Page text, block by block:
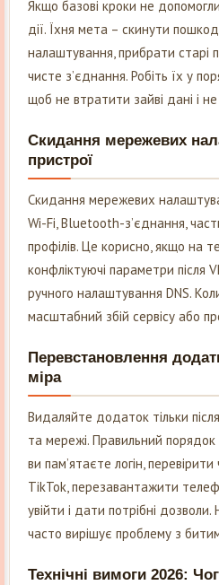
Якщо базові кроки не
дії. Їхня мета – скинути
налаштування, прибрати старі
чисте з’єднання. Робіть їх у
щоб не втратити зайві дані і
Скидання мережевих
пристрої
Скидання мережевих
Wi-Fi, Bluetooth-з’єднання,
профілів. Це корисно, якщо на
конфліктуючі параметри після
ручного налаштування DNS.
масштабний збій сервісу або
Перевстановлення
міра
Видаляйте додаток тільки
та мережі. Правильний
ви пам’ятаєте логін,
TikTok, перезавантажити
увійти і дати потрібні
часто вирішує проблему з
Технічні вимоги 2026: